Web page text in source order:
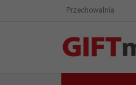
Przechowalnia